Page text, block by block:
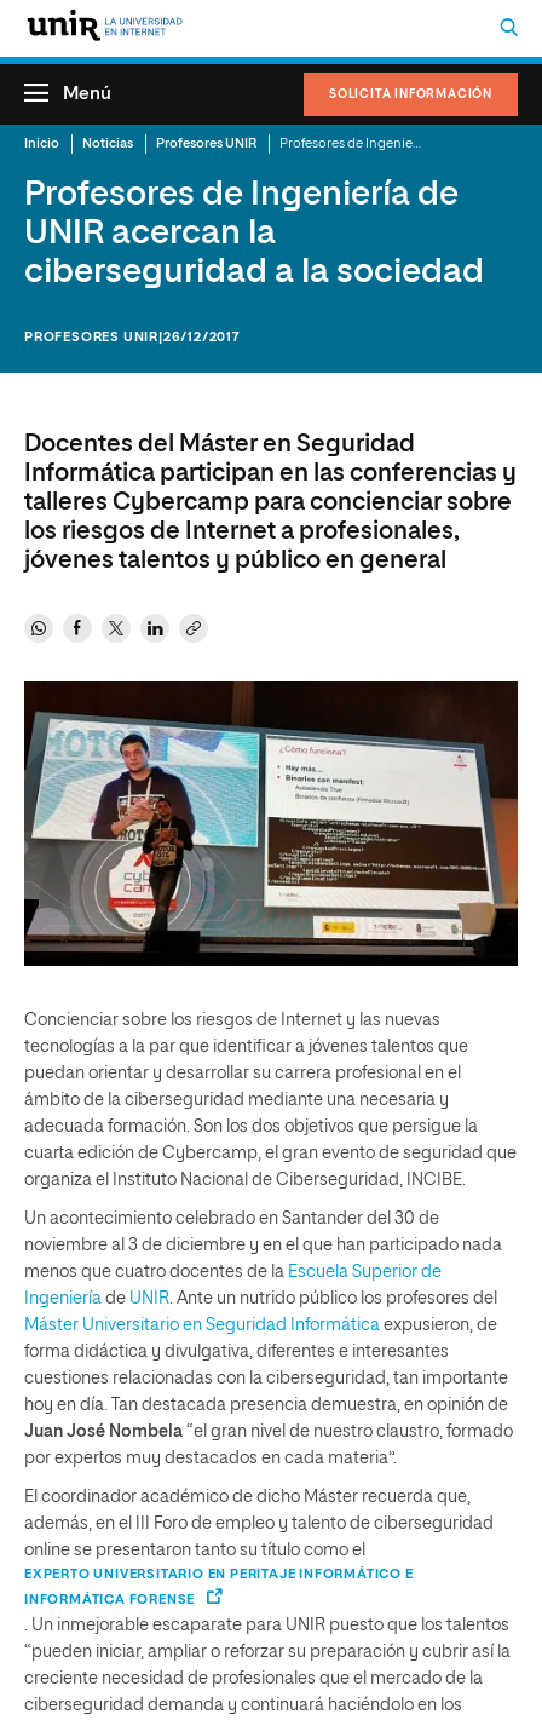
SOLICITA INFORMACIÓN
Menú
Inicio Noticias Profesores UNIR
Profesores de Ingeniería de
UNIR acercan la
ciberseguridad a la sociedad
PROFESORES UNIR |26/12/2017
Docentes del Máster en Seguridad
Informática participan en las conferencias y
talleres Cybercamp para concienciar sobre
los riesgos de Internet a profesionales,
jóvenes talentos y público en general
Concienciar sobre los riesgos de Internet y las nuevas
tecnologías a la par que identificar a jóvenes talentos que
puedan orientar y desarrollar su carrera profesional en el
ámbito de la ciberseguridad mediante una necesaria y
adecuada formación. Son los dos objetivos que persigue la
cuarta edición de Cybercamp, el gran evento de seguridad que
organiza el Instituto Nacional de Ciberseguridad, INCIBE.
Un acontecimiento celebrado en Santander del 30 de
noviembre al 3 de diciembre y en el que han participado nada
menos que cuatro docentes de la Escuela Superior de
Ingeniería de UNIR. Ante un nutrido público los profesores del
Máster Universitario en Seguridad Informática expusieron, de
forma didáctica y divulgativa, diferentes e interesantes
cuestiones relacionadas con la ciberseguridad, tan importante
hoy en día. Tan destacada presencia demuestra, en opinión de
Juan José Nombela “el gran nivel de nuestro claustro, formado
por expertos muy destacados en cada materia”.
El coordinador académico de dicho Máster recuerda que,
además, en el III Foro de empleo y talento de ciberseguridad
online se presentaron tanto su título como el
EXPERTO UNIVERSITARIO EN PERITAJE INFORMÁTICO E
INFORMÁTICA FORENSE
. Un inmejorable escaparate para UNIR puesto que los talentos
“pueden iniciar, ampliar o reforzar su preparación y cubrir así la
creciente necesidad de profesionales que el mercado de la
ciberseguridad demanda y continuará haciéndolo en los